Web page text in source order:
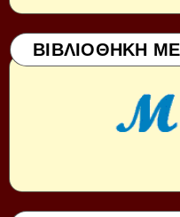
ΒΙΒΛΙΟΘΗΚΗ